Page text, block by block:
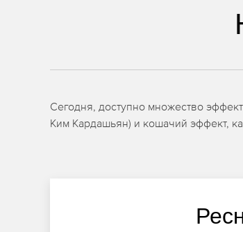
Сегодня, доступно множество
Ким Кардашьян) и кошачий эффект,